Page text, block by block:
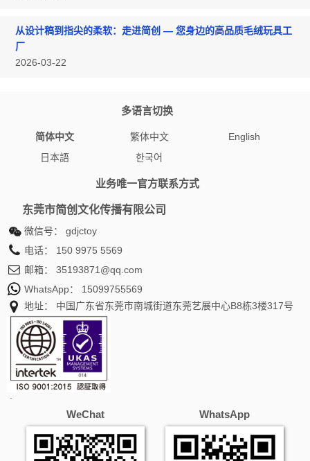
从设计稿到指尖的柔软：走进简创 — 您身边的高品质毛绒玩具工
厂
2026-03-22
多语言切换
简体中文 繁体中文
English
日本語
한국어
业务唯一官方联系方式
东莞市简创文化传播有限公司
微信号： gdjctoy
电话： 150 9975 5569
邮箱： 35193871@qq.com
WhatsApp： 15099755569
地址： 中国广东省东莞市南城街道东莞艺展中心B8栋3楼317号
WeChat WhatsApp